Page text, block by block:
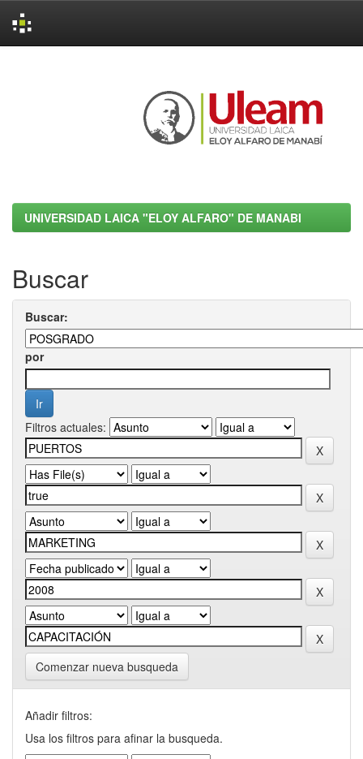
UNIVERSIDAD LAICA "ELOY ALFARO" DE MANABI
Buscar
Buscar:
por
Filtros actuales:
Comenzar nueva busqueda
Añadir filtros:
Usa los filtros para afinar la busqueda.